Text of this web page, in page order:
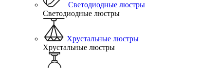
Светодиодные люстры
Светодиодные люстры
Хрустальные люстры
Хрустальные люстры